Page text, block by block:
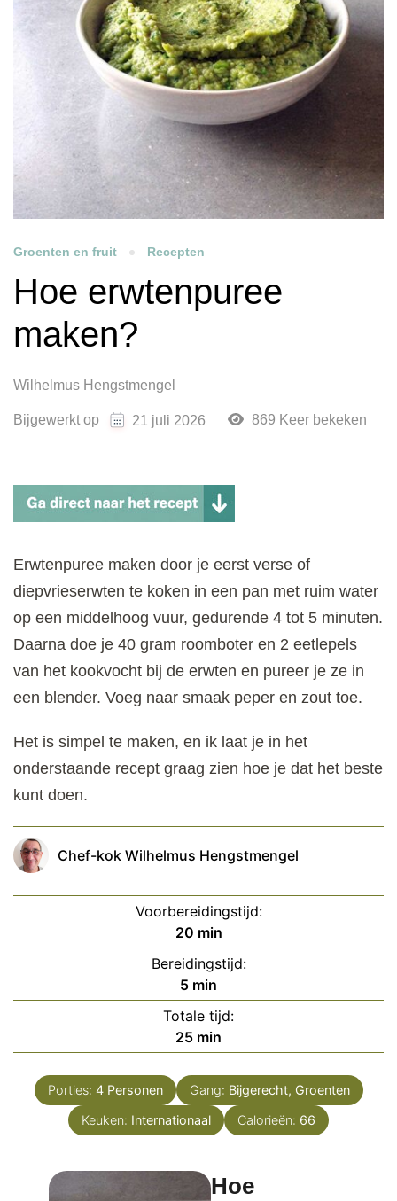
Groenten en fruit Recepten
Hoe erwtenpuree
maken?
Wilhelmus Hengstmengel
Bijgewerkt op 21 juli 2026 869 Keer bekeken
Erwtenpuree maken door je eerst verse of
diepvrieserwten te koken in een pan met ruim water
op een middelhoog vuur, gedurende 4 tot 5 minuten.
Daarna doe je 40 gram roomboter en 2 eetlepels
van het kookvocht bij de erwten en pureer je ze in
een blender. Voeg naar smaak peper en zout toe.
Het is simpel te maken, en ik laat je in het
onderstaande recept graag zien hoe je dat het beste
kunt doen.
Chef-kok Wilhelmus Hengstmengel
Voorbereidingstijd:
20minuten
min
Bereidingstijd:
5minuten
min
Totale tijd:
25minuten
min
Porties: 4 Personen Gang: Bijgerecht, Groenten
Keuken: Internationaal Calorieën: 66
Hoe